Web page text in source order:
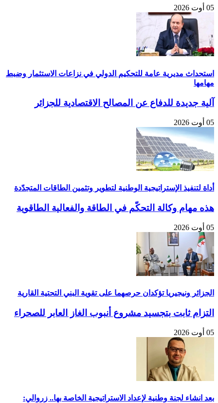
05 أوت 2026
استحداث مديرية عامة للتحكيم الدولي في نزاعات الاستثمار وضبط
مهامها
آلية جديدة للدفاع عن المصالح الاقتصادية للجزائر
05 أوت 2026
أداة لتنفيذ الإستراتيجية الوطنية لتطوير وتثمين الطاقات المتجدّدة
هذه مهام وكالة التحكّم في الطاقة والفعالية الطاقوية
05 أوت 2026
الجزائر ونيجيريا تؤكدان حرصهما على تقوية البني التحتية القارية
التزام ثابت بتجسيد مشروع أنبوب الغاز العابر للصحراء
05 أوت 2026
بعد انشاء لجنة وطنية لإعداد الاستراتيجية الخاصة بها.. زروالي: